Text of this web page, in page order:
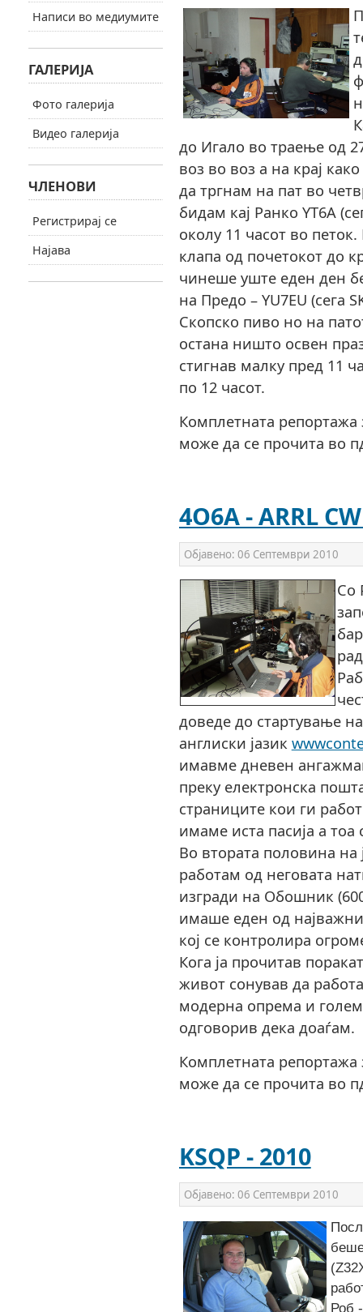
до Игало во траење од
воз во воз а на крај
да тргнам на пат во
бидам кај Ранко YT6A
околу 11 часот во
клапа од почетокот до
чинеше уште еден ден
на Предо – YU7EU (сега
Скопско пиво но на
остана ништо освен
стигнав малку пред 11
по 12 часот.
Комплетната репортажа
може да се прочита во
4O6A - ARRL
Објавено: 06 Септември 2010
Со
доведе до стартување
англиски јазик
имавме дневен
преку електронска
страниците кои ги
имаме иста пасија а
Во втората половина
работам од неговата
изгради на Обошник
имаше еден од
кој се контролира
Кога ја прочитав
живот сонував да
модерна опрема и
одговорив дека доаѓам.
Комплетната репортажа
може да се прочита во
KSQP - 2010
Објавено: 06 Септември 2010
Роб
Написи во медиумите
ГАЛЕРИЈА
Фото галерија
Видео галерија
ЧЛЕНОВИ
Регистрирај се
Најава